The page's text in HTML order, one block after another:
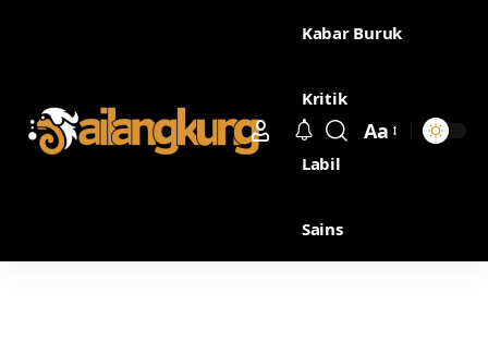
Kabar Buruk
Kritik
Labil
Sains
Aa